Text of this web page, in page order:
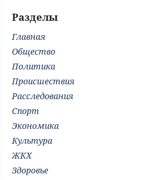
Разделы
Главная
Общество
Политика
Происшествия
Расследования
Спорт
Экономика
Культура
ЖКХ
Здоровье